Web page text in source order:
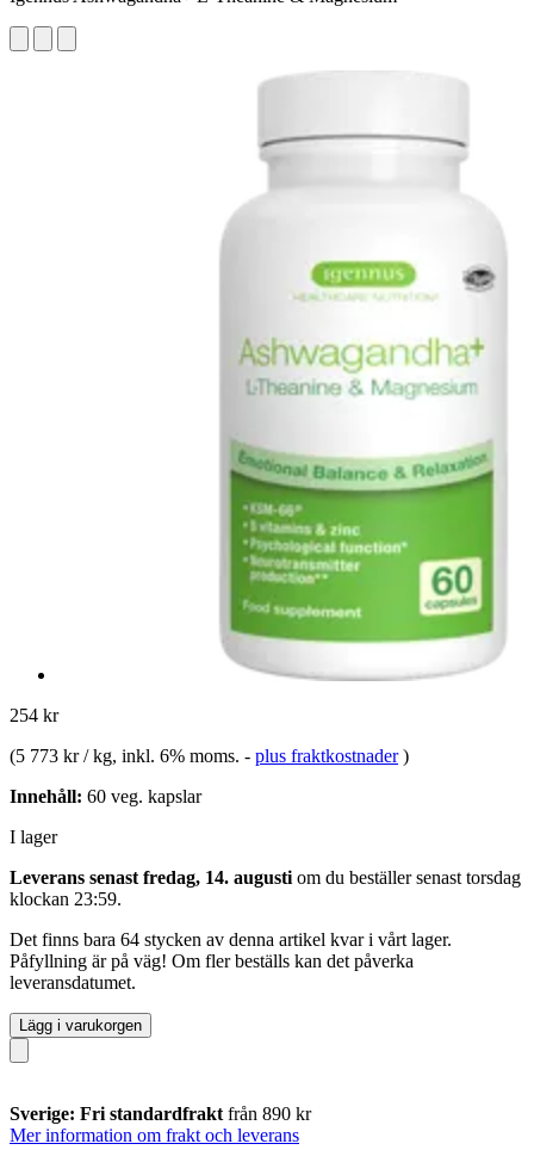
254 kr
(5 773 kr / kg, inkl. 6% moms. - plus fraktkostnader )
Innehåll: 60 veg. kapslar
I lager
Leverans senast fredag, 14. augusti om du beställer senast torsdag
klockan 23:59.
Det finns bara 64 stycken av denna artikel kvar i vårt lager.
Påfyllning är på väg! Om fler beställs kan det påverka
leveransdatumet.
Lägg i varukorgen
Sverige: Fri standardfrakt från 890 kr
Mer information om frakt och leverans